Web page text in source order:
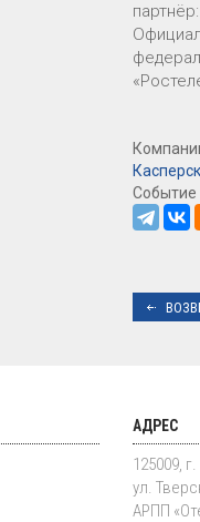
Событие
АДРЕС
125009,
ул.
АРПП